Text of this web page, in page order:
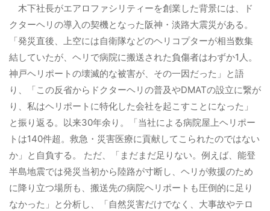
木下社長がエアロファシリティーを創業した背景には、ド
クターヘリの導入の契機となった阪神・淡路大震災がある。
「発災直後、上空には自衛隊などのヘリコプターが相当数集
結していたが、ヘリで病院に搬送された負傷者はわずか1人。
神戸ヘリポートの壊滅的な被害が、その一因だった」と語
り、「この反省からドクターヘリの普及やDMATの設立に繋が
り、私はヘリポートに特化した会社を起こすことになった」
と振り返る。
以来30年余り。
「当社による病院屋上ヘリポー
トは140件超。 救急・災害医療に貢献してこられたのではない
か」と自負する。
ただ、「まだまだ足りない。 例えば、能登
半島地震では発災当初から陸路が寸断し、ヘリが救援のため
に降り立つ場所も、搬送先の病院ヘリポートも圧倒的に足り
なかった」と分析し、「自然災害だけでなく、大事故やテロ